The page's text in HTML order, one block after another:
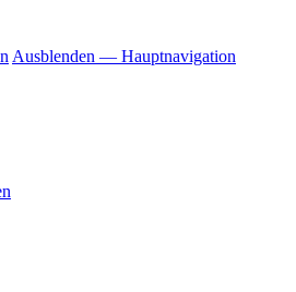
Ausblenden — Hauptnavigation